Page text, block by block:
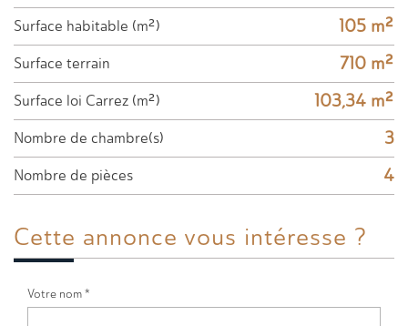
Surface habitable (m²) 105 m²
surface terrain 710 m²
Surface loi Carrez (m²) 103,34 m²
Nombre de chambre(s) 3
Nombre de pièces 4
Cette annonce vous intéresse ?
Votre nom *